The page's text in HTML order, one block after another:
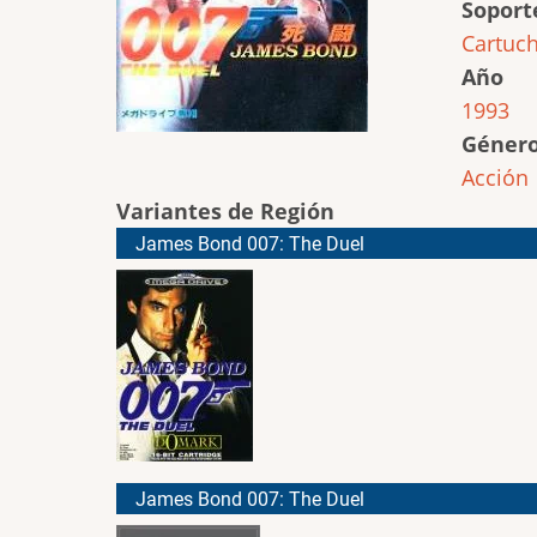
Año
1993
Acción
Variantes de Región
James Bond 007: The Duel
James Bond 007: The Duel